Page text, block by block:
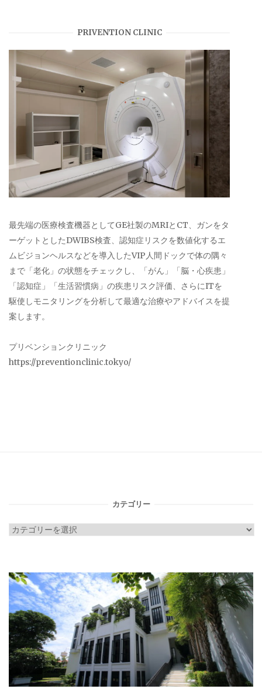
PRIVENTION CLINIC
最先端の医療検査機器としてGE社製のMRIとCT、ガンをタ
ーゲットとしたDWIBS検査、認知症リスクを数値化するエ
ムビジョンヘルスなどを導入したVIP人間ドックで体の隅々
まで「老化」の状態をチェックし、「がん」「脳・心疾患」
「認知症」「生活習慣病」の疾患リスク評価、さらにITを
駆使しモニタリングを分析して最適な治療やアドバイスを提
案します。
プリベンションクリニック
https://preventionclinic.tokyo/
カテゴリー
カ
リ
ー